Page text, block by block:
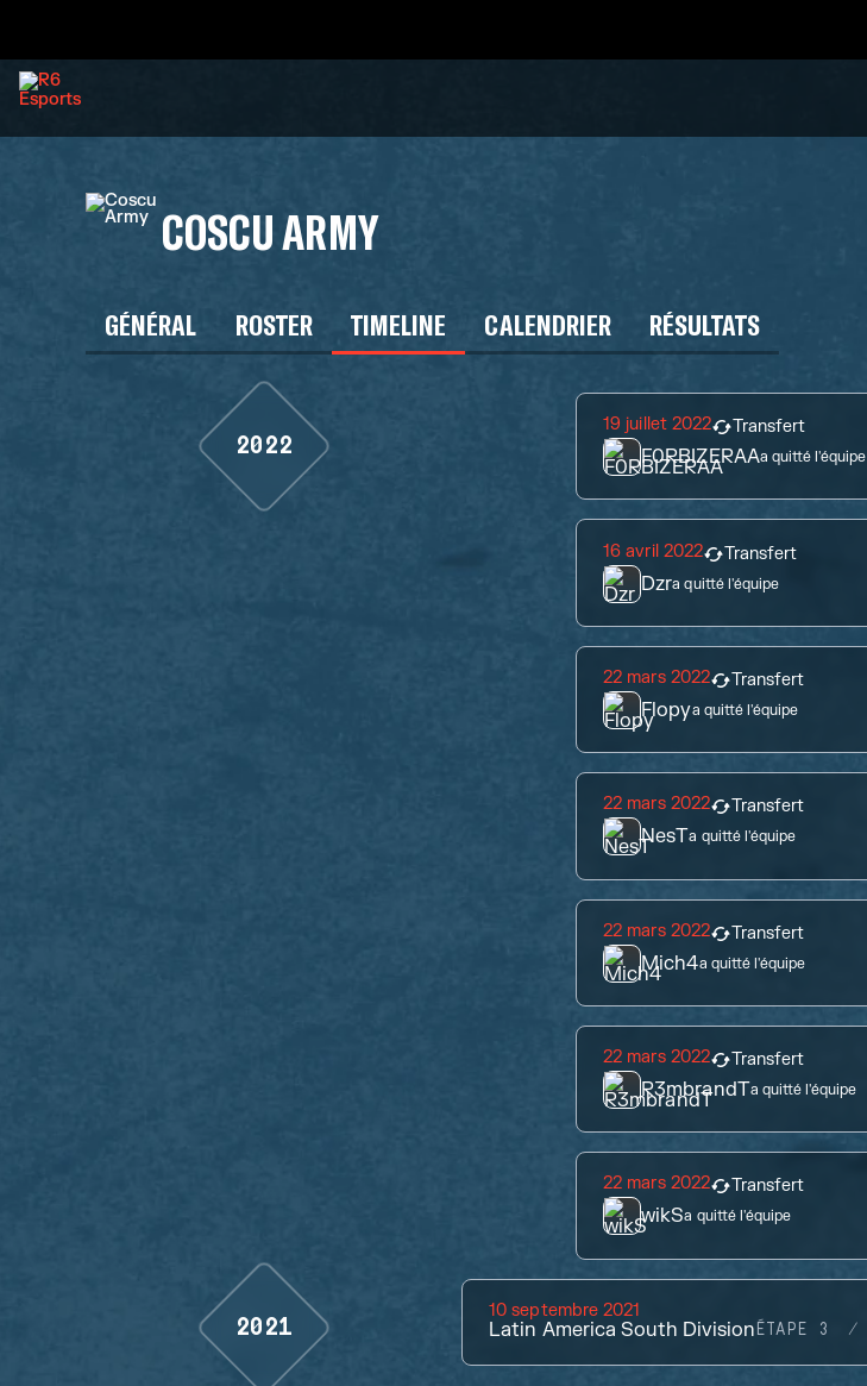
COSCU ARMY
GÉNÉRAL ROSTER TIMELINE CALENDRIER RÉSULTATS
2022
19 juillet 2022 Transfert
F0RBIZERAAa quitté l'équipe
16 avril 2022 Transfert
Dzra quitté l'équipe
22 mars 2022 Transfert
Flopya quitté l'équipe
22 mars 2022 Transfert
NesTa quitté l'équipe
22 mars 2022 Transfert
Mich4a quitté l'équipe
22 mars 2022 Transfert
R3mbrandTa quitté l'équipe
22 mars 2022 Transfert
wikSa quitté l'équipe
2021
10 septembre 2021
Latin America South DivisionÉTAPE 3